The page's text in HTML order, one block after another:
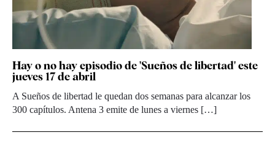
Hay o no hay episodio de 'Sueños de libertad' este
jueves 17 de abril
A Sueños de libertad le quedan dos semanas para alcanzar los
300 capítulos. Antena 3 emite de lunes a viernes […]